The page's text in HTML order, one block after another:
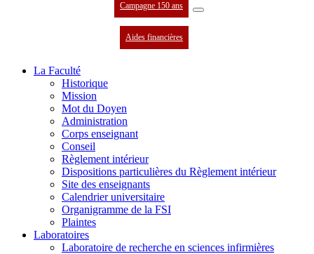
Campagne 150 ans
Aides financières
La Faculté
Historique
Mission
Mot du Doyen
Administration
Corps enseignant
Conseil
Règlement intérieur
Dispositions particulières du Règlement intérieur
Site des enseignants
Calendrier universitaire
Organigramme de la FSI
Plaintes
Laboratoires
Laboratoire de recherche en sciences infirmières